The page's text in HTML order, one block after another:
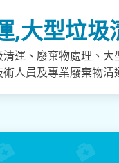
,大型垃
運、廢棄物處理、
人員及專業廢棄物清